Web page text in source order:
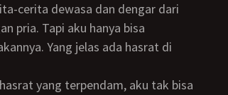
pria. Tapi aku hanya bisa
Yang jelas ada hasrat di